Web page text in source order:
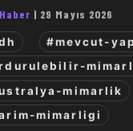
| 29 Mayıs 2026
#mevcut-
mimarlik
mimarligi